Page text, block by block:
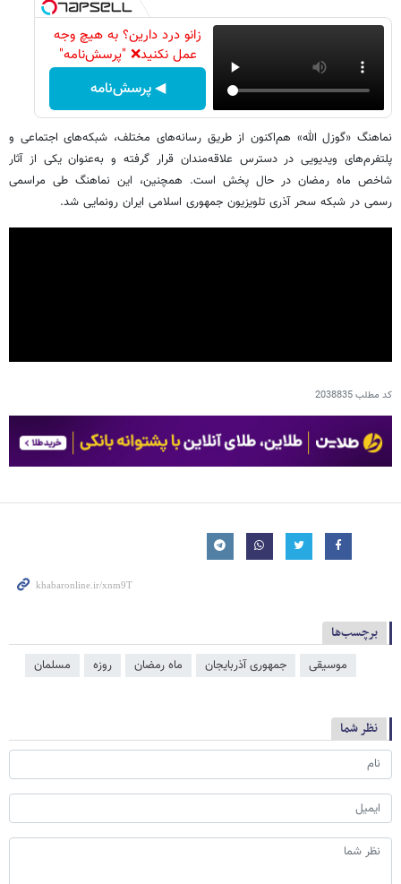
زانو درد دارین؟ به هیچ وجه
عمل نکنید❌ "پرسش‌نامه"
◀ پرسش‌نامه
نماهنگ «گوزل الله» هم‌اکنون از طریق رسانه‌های مختلف، شبکه‌های اجتماعی و
پلتفرم‌های ویدیویی در دسترس علاقه‌مندان قرار گرفته و به‌عنوان یکی از آثار
شاخص ماه رمضان در حال پخش است. همچنین، این نماهنگ طی مراسمی
رسمی در شبکه سحر آذری تلویزیون جمهوری اسلامی ایران رونمایی شد.
کد مطلب2038835
برچسب‌ها
موسیقی جمهوری آذربایجان ماه رمضان روزه مسلمان
نظر شما